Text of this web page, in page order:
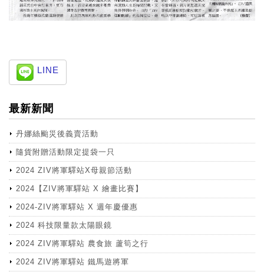
LINE
最新新聞
丹娜絲颱災後義賣活動
隨貨附贈活動限定提袋一只
2024 ZIV將軍驛站X母親節活動
2024【ZIV將軍驛站 X 繪畫比賽】
2024-ZIV將軍驛站 X 週年慶優惠
2024 科技限量款太陽眼鏡
2024 ZIV將軍驛站 農食旅 蘆筍之行
2024 ZIV將軍驛站 鐵馬遊將軍